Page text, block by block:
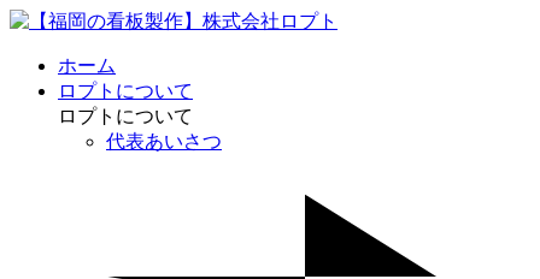
ホーム
ロプトについて
ロプトについて
代表あいさつ